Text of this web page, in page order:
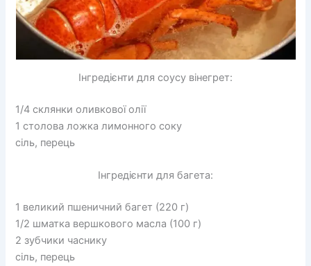
Інгредієнти для соусу вінегрет:
1/4 склянки оливкової олії
1 столова ложка лимонного соку
сіль, перець
Інгредієнти для багета:
1 великий пшеничний багет (220 г)
1/2 шматка вершкового масла (100 г)
2 зубчики часнику
сіль, перець